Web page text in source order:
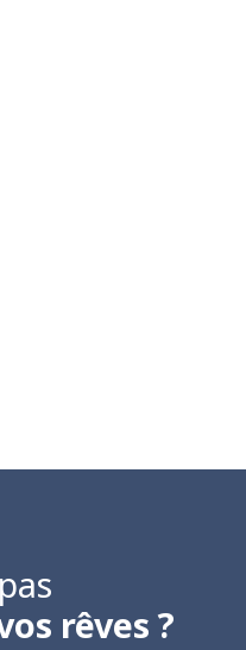
rêves ?